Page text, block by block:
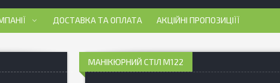
ДОСТАВКА ТА ОПЛАТА АКЦІЙНІ ПРОПОЗИЦІЇЇ
МАНІКЮРНИЙ СТІЛ М122